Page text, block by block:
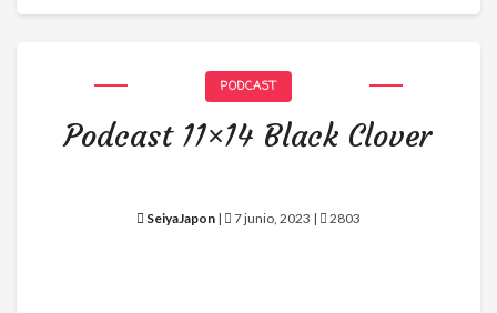
PODCAST
Podcast 11×14 Black Clover
SeiyaJapon | 7 junio, 2023 | 2803